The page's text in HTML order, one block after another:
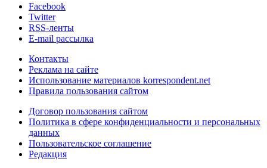
Facebook
Twitter
RSS-ленты
E-mail рассылка
Контакты
Реклама на сайте
Использование материалов korrespondent.net
Правила пользования сайтом
Договор пользования сайтом
Политика в сфере конфиденциальности и персональных
данных
Пользовательское соглашение
Редакция